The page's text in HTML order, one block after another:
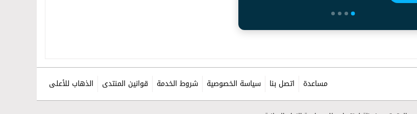
مساعدة اتصل بنا سياسة الخصوصية شروط الخدمة قوانين المنتدى الذهاب للأعلى